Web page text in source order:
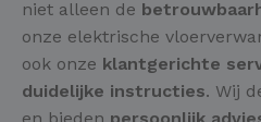
niet alleen de
onze elektrische
ook onze klantgerichte
duidelijke instructies. Wij